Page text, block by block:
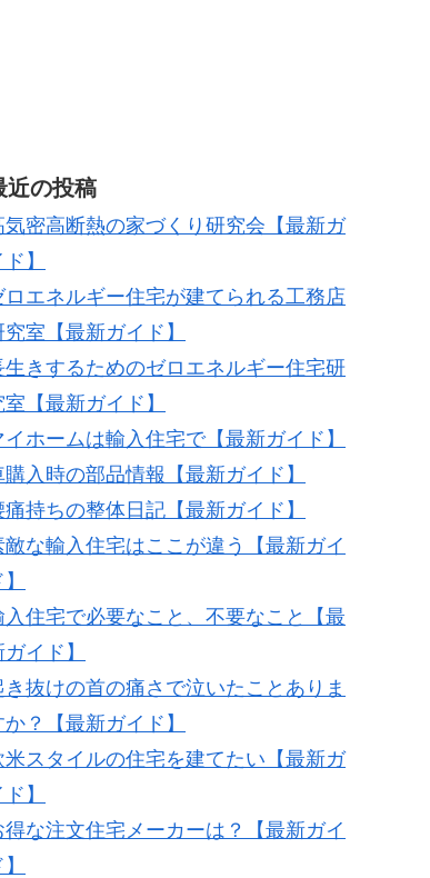
近の投稿
気密高断熱の家づくり研究会【最新ガ
】
ロエネルギー住宅が建てられる工務店
究室【最新ガイド】
生きするためのゼロエネルギー住宅研
室【最新ガイド】
イホームは輸入住宅で【最新ガイド】
購入時の部品情報【最新ガイド】
痛持ちの整体日記【最新ガイド】
敵な輸入住宅はここが違う【最新ガイ
入住宅で必要なこと、不要なこと【最
ガイド】
き抜けの首の痛さで泣いたことありま
か？【最新ガイド】
米スタイルの住宅を建てたい【最新ガ
】
得な注文住宅メーカーは？【最新ガイ